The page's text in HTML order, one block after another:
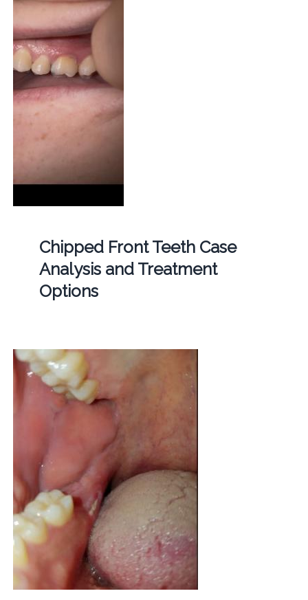
Chipped Front Teeth Case
Analysis and Treatment
Options